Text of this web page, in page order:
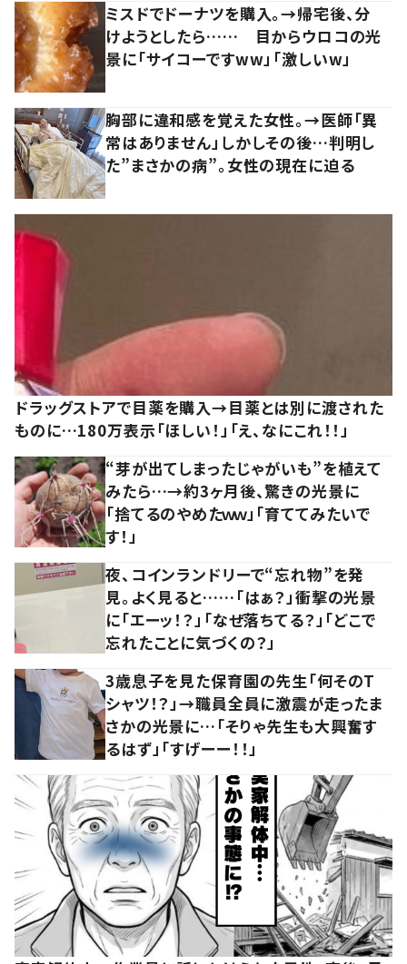
ミスドでドーナツを購入。→帰宅後、分
けようとしたら…… 目からウロコの光
景に「サイコーですww」「激しいw」
胸部に違和感を覚えた女性。→医師「異
常はありません」しかしその後…判明し
た”まさかの病”。女性の現在に迫る
ドラッグストアで目薬を購入→目薬とは別に渡された
ものに…180万表示「ほしい！」「え、なにこれ！！」
“芽が出てしまったじゃがいも”を植えて
みたら…→約3ヶ月後、驚きの光景に
「捨てるのやめたｗｗ」「育ててみたいで
す！」
夜、コインランドリーで“忘れ物”を発
見。よく見ると……「はぁ？」衝撃の光景
に「エーッ！？」「なぜ落ちてる？」「どこで
忘れたことに気づくの？」
3歳息子を見た保育園の先生「何そのT
シャツ！？」→職員全員に激震が走ったま
さかの光景に…「そりゃ先生も大興奮す
るはず」「すげーー！！」